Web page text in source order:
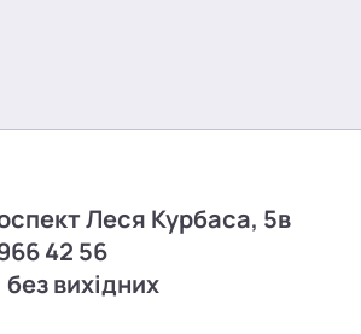
Леся Курбаса, 5в
42 56
вихідних